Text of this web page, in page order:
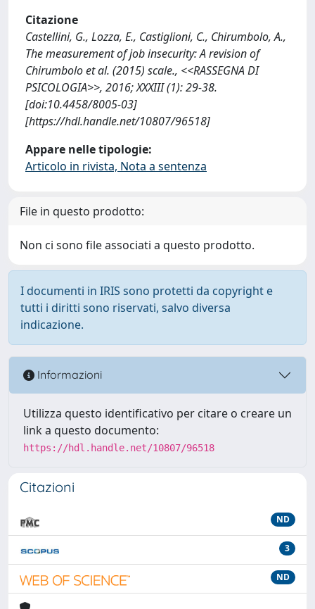
Citazione
Castellini, G., Lozza, E., Castiglioni, C., Chirumbolo, A.,
The measurement of job insecurity: A revision of
Chirumbolo et al. (2015) scale., <<RASSEGNA DI
PSICOLOGIA>>, 2016; XXXIII (1): 29-38.
[doi:10.4458/8005-03]
[https://hdl.handle.net/10807/96518]
Appare nelle tipologie:
Articolo in rivista, Nota a sentenza
File in questo prodotto:
Non ci sono file associati a questo prodotto.
I documenti in IRIS sono protetti da copyright e
tutti i diritti sono riservati, salvo diversa
indicazione.
Informazioni
Utilizza questo identificativo per citare o creare un
link a questo documento:
https://hdl.handle.net/10807/96518
Citazioni
ND
3
ND